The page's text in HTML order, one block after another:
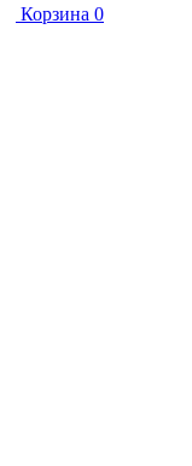
Корзина 0